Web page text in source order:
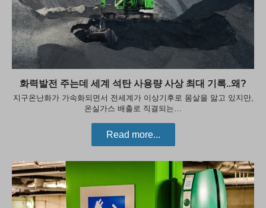
화력발전 주는데 세계 석탄 사용량 사상 최대 기록..왜?
지구온난화가 가속화되면서 전세계가 이상기후로 몸살을 앓고 있지만,
온실가스 배출로 직결되는…
Read more...